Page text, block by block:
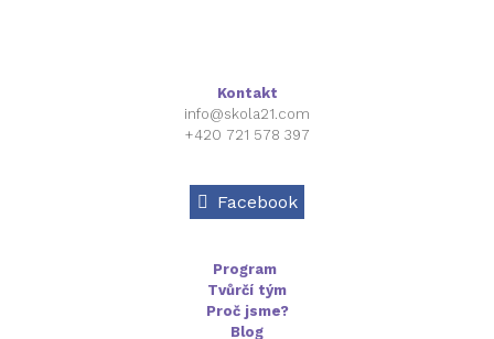
Kontakt
info@skola21.com
+420 721 578 397
Facebook
Program
Tvůrčí tým
Proč jsme?
Blog